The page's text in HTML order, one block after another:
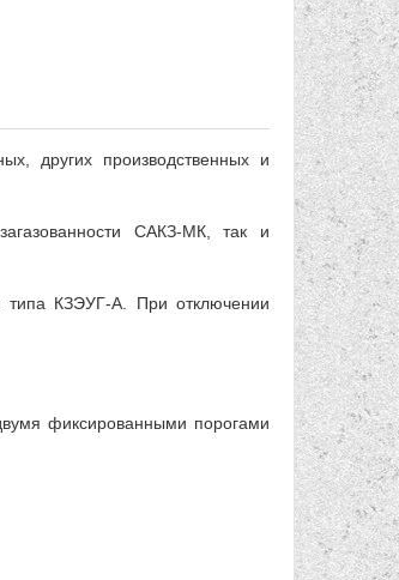
других производственных и
САКЗ-МК, так и
типа КЗЭУГ-А. При отключении
фиксированными порогами